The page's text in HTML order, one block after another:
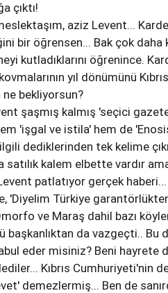
çıktı!
aziz Levent...
bir öğrensen... Bak çok daha
kutladıklarını öğrenince.
yıl dönümünü
ne bekliyorsun?
şaşmış kalmış 'seçici
'işgal ve istila' hem de
dediklerinden tek kelime
satılık kalem elbette vardır
patlatıyor gerçek
'Diyelim Türkiye
ve Maraş dahil bazı
başkanlıktan da vazgeçti..
eder misiniz? Beni hayrete
Kıbrıs Cumhuriyeti'nin
demezlermiş... Ben de